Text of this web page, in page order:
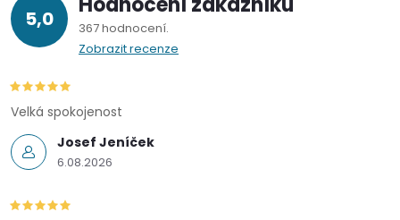
v
ý
p
i
s
u
5,0
367 hodnocení
Zobrazit recenze
Josef Jeníček
6.08.2026
Velká spokojenost